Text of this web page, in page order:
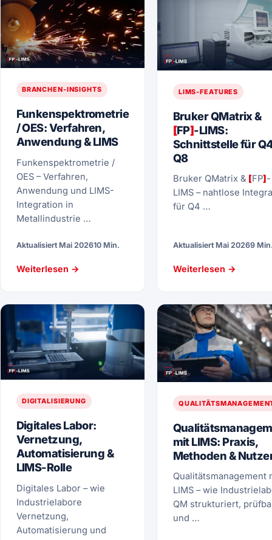
BRANCHEN-INSIGHTS
Funkenspektrometrie
/ OES: Verfahren,
Anwendung & LIMS
Funkenspektrometrie /
OES – Verfahren,
Anwendung und LIMS-
Integration in
Metallindustrie …
Aktualisiert Mai 202610 Min.
Weiterlesen →
LIMS-FEATURES
Bruker QMatrix &
[FP]-LIMS:
Schnittstelle für
Q8
Bruker QMatrix & [FP] -
LIMS – nahtlose
für Q4 …
Aktualisiert Mai 20269
Weiterlesen →
DIGITALISIERUNG
Digitales Labor:
Vernetzung,
Automatisierung &
LIMS-Rolle
Digitales Labor – wie
Industrielabore
Vernetzung,
Automatisierung und
mit LIMS: Praxis,
Methoden &
Qualitätsmanagement
LIMS – wie
QM strukturiert,
und …